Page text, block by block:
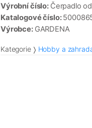
Výrobní číslo: Čerpadlo
Katalogové číslo:
Výrobce: GARDENA
Kategorie Hobby a